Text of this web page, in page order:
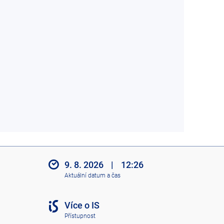
9. 8. 2026 | 12:26
Aktuální datum a čas
Více o IS
Přístupnost